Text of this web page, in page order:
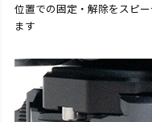
位置での固定・解除をスピ
ます